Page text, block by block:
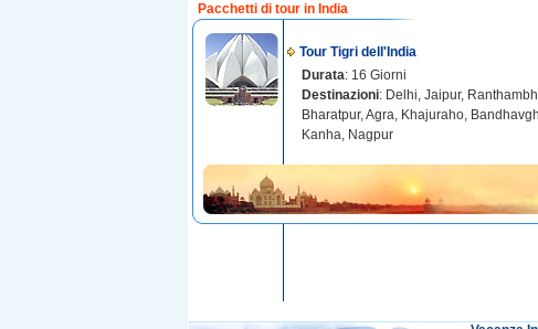
Pacchetti di tour in India
Tour Tigri dell'India
Durata: 16 Giorni
Destinazioni: Delhi, Jaipur,
Bharatpur, Agra, Khajuraho,
Kanha, Nagpur